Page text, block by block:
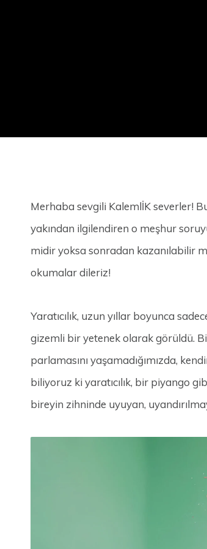
Merhaba sevgili KalemlİK severler!
yakından ilgilendiren o meşhur
midir yoksa sonradan kazanılabilir
okumalar dileriz!
​Yaratıcılık, uzun yıllar boyunca
gizemli bir yetenek olarak görüldü.
parlamasını yaşamadığımızda,
biliyoruz ki yaratıcılık, bir piyango
bireyin zihninde uyuyan,